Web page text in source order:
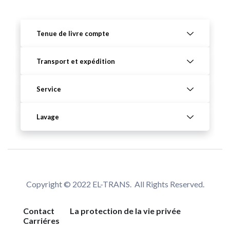
Tenue de livre compte
Transport et expédition
Service
Lavage
Copyright © 2022 EL-TRANS. All Rights Reserved.
Contact
La protection de la vie privée
Carriéres